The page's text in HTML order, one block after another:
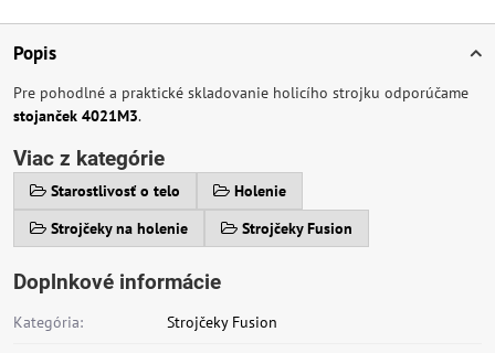
Popis
Pre pohodlné a praktické skladovanie holicího strojku odporúčame
stojanček 4021M3.
Viac z kategórie
Starostlivosť o telo
Holenie
Strojčeky na holenie
Strojčeky Fusion
Doplnkové informácie
Kategória: Strojčeky Fusion